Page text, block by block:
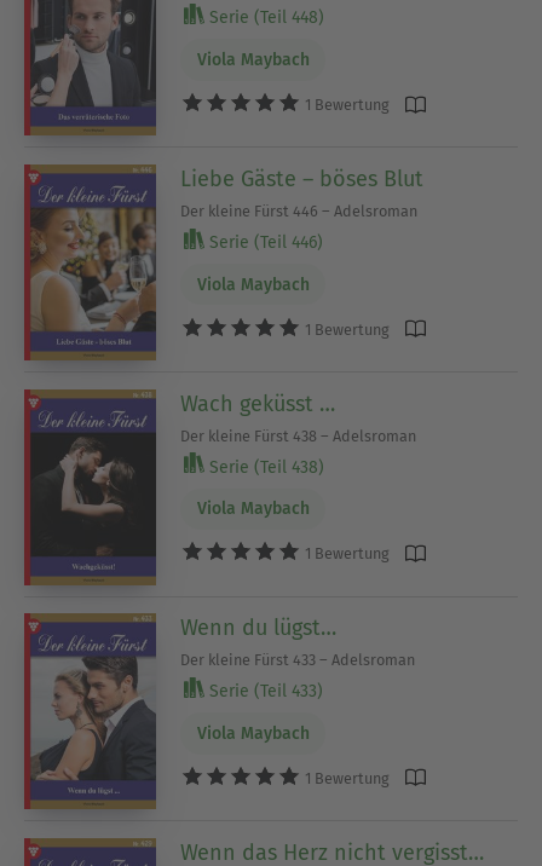
Serie (Teil 448)
Viola Maybach
1 Bewertung
Liebe Gäste – böses Blut
Der kleine Fürst 446 – Adelsroman
Serie (Teil 446)
Viola Maybach
1 Bewertung
Wach geküsst …
Der kleine Fürst 438 – Adelsroman
Serie (Teil 438)
Viola Maybach
1 Bewertung
Wenn du lügst…
Der kleine Fürst 433 – Adelsroman
Serie (Teil 433)
Viola Maybach
1 Bewertung
Wenn das Herz nicht vergisst…